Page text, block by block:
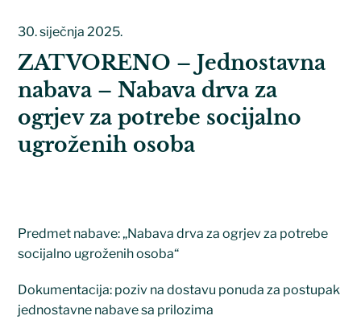
30. siječnja 2025.
ZATVORENO – Jednostavna
nabava – Nabava drva za
ogrjev za potrebe socijalno
ugroženih osoba
Predmet nabave: „Nabava drva za ogrjev za potrebe
socijalno ugroženih osoba“
Dokumentacija: poziv na dostavu ponuda za postupak
jednostavne nabave sa prilozima